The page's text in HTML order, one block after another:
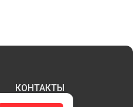
КОНТАКТЫ